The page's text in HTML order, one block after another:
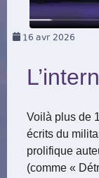
16 avr 2026
Voilà plus de
écrits du
prolifique
(comme «